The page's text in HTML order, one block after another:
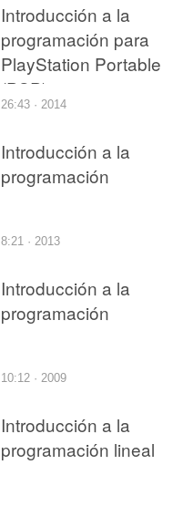
Introducción a la
programación para
PlayStation Portable
(PSP)
26:43 · 2014
Introducción a la
programación
8:21 · 2013
Introducción a la
programación
10:12 · 2009
Introducción a la
programación lineal